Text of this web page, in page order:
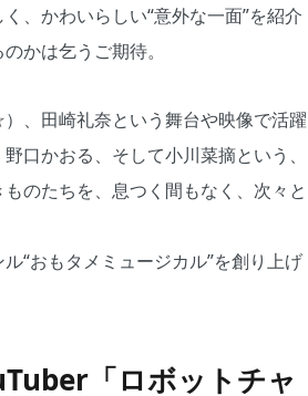
、かわいらしい“意外な一面”を紹介
かは乞うご期待。
、田崎礼奈という舞台や映像で活躍
口かおる、そして小川菜摘という、
のたちを、息つく間もなく、次々と
“おもタメミュージカル”を創り上げ
「ロボットチャ